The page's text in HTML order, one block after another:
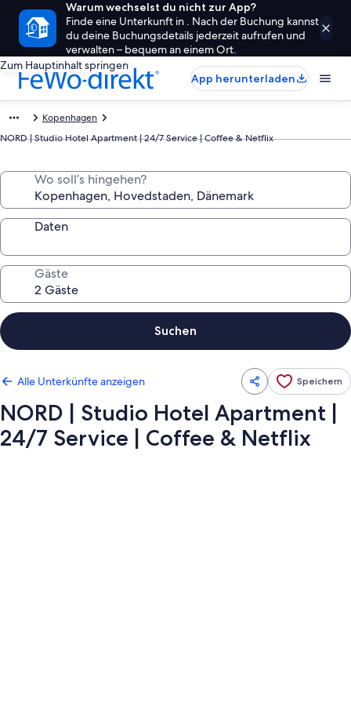
Warum wechselst du nicht zur App?
Finde eine Unterkunft in . Nach der Buchung kannst
du deine Buchungsdetails jederzeit aufrufen und
verwalten – bequem an einem Ort.
Zum Hauptinhalt springen
App herunterladen
Kopenhagen
NORD | Studio Hotel Apartment | 24/7 Service | Coffee & Netflix
Wo soll’s hingehen?
Daten
Gäste
Suchen
Alle Unterkünfte anzeigen Speichern
NORD | Studio Hotel Apartment |
24/7 Service | Coffee & Netflix